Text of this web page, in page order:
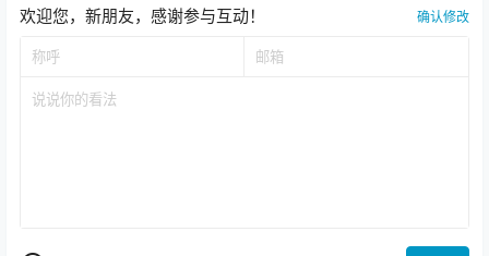
欢迎您，新朋友，感谢参与互动！ 确认修改